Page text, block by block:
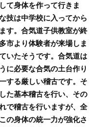
て身体を作って行きま
技は中学校に入ってから
す。合気道子供教室が終
市より体験者が来場しま
いたそうです。合気道は
に必要な合気の土台作り
する厳しい稽古です。そ
た基本稽古を行い、その
で稽古を行いますが、全
の身体の統一力が強化さ